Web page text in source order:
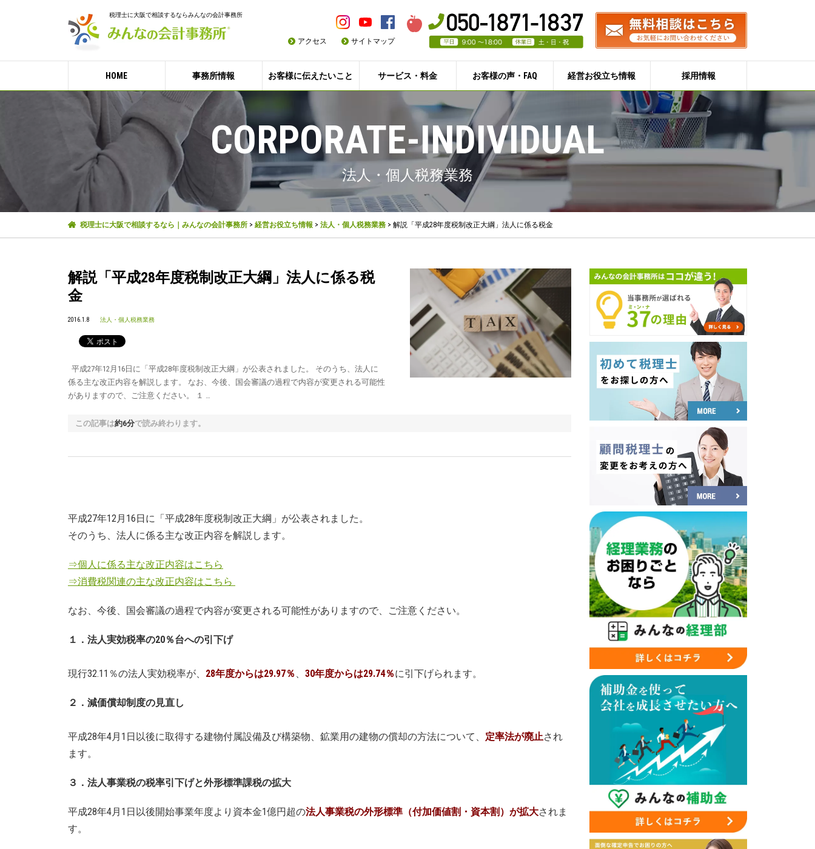
税理士に大阪で相談するならみんなの会計事務所
アクセス サイトマップ
HOME 事務所情報 お客様に伝えたいこと サービス・料金 お客様の声・FAQ 経営お役立ち情報 採用情報
CORPORATE-INDIVIDUAL
法人・個人税務業務
税理士に大阪で相談するなら｜みんなの会計事務所 > 経営お役立ち情報 > 法人・個人税務業務 > 解説「平成28年度税制改正大綱」法人に係る税金
解説「平成28年度税制改正大綱」法人に係る税
金
2016.1.8 法人・個人税務業務
平成27年12月16日に「平成28年度税制改正大綱」が公表されました。 そのうち、法人に
係る主な改正内容を解説します。 なお、今後、国会審議の過程で内容が変更される可能性
がありますので、ご注意ください。 １ …
この記事は約6分で読み終わります。
平成27年12月16日に「平成28年度税制改正大綱」が公表されました。
そのうち、法人に係る主な改正内容を解説します。
⇒個人に係る主な改正内容はこちら
⇒消費税関連の主な改正内容はこちら
なお、今後、国会審議の過程で内容が変更される可能性がありますので、ご注意ください。
１．法人実効税率の20％台への引下げ
現行32.11％の法人実効税率が、 28年度からは29.97％ 、 30年度からは29.74％に引下げられます。
２．減価償却制度の見直し
平成28年4月1日以後に取得する建物付属設備及び構築物、鉱業用の建物の償却の方法について、 定率法が廃止され
ます。
３．法人事業税の税率引下げと外形標準課税の拡大
平成28年4月1日以後開始事業年度より資本金1億円超の法人事業税の外形標準（付加価値割・資本割）が拡大されま
す。